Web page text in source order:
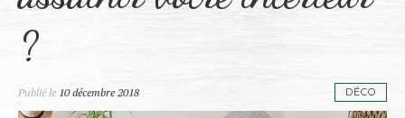
?
Publié le 10 décembre 2018 DÉCO